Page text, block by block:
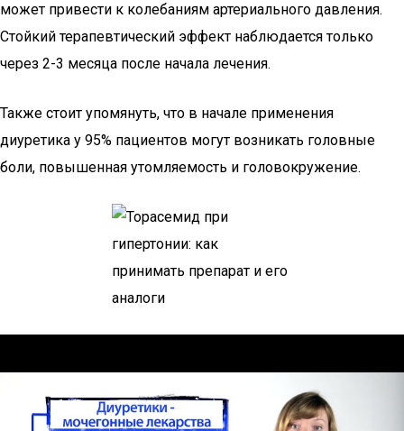
может привести к колебаниям артериального давления.
Стойкий терапевтический эффект наблюдается только
через 2-3 месяца после начала лечения.
Также стоит упомянуть, что в начале применения
диуретика у 95% пациентов могут возникать головные
боли, повышенная утомляемость и головокружение.